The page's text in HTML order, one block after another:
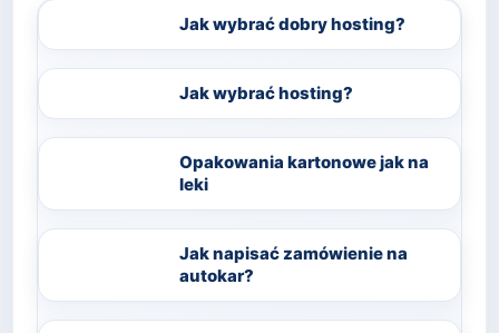
Jak wybrać dobry hosting?
Jak wybrać hosting?
Opakowania kartonowe jak na
leki
Jak napisać zamówienie na
autokar?